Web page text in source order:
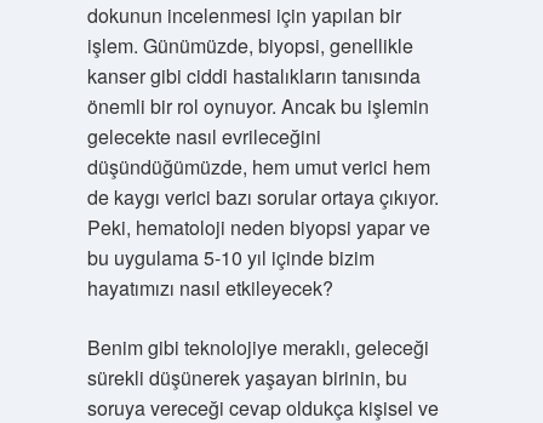
dokunun incelenmesi için yapılan bir
işlem. Günümüzde, biyopsi, genellikle
kanser gibi ciddi hastalıkların tanısında
önemli bir rol oynuyor. Ancak bu işlemin
gelecekte nasıl evrileceğini
düşündüğümüzde, hem umut verici hem
de kaygı verici bazı sorular ortaya çıkıyor.
Peki, hematoloji neden biyopsi yapar ve
bu uygulama 5-10 yıl içinde bizim
hayatımızı nasıl etkileyecek?
Benim gibi teknolojiye meraklı, geleceği
sürekli düşünerek yaşayan birinin, bu
soruya vereceği cevap oldukça kişisel ve